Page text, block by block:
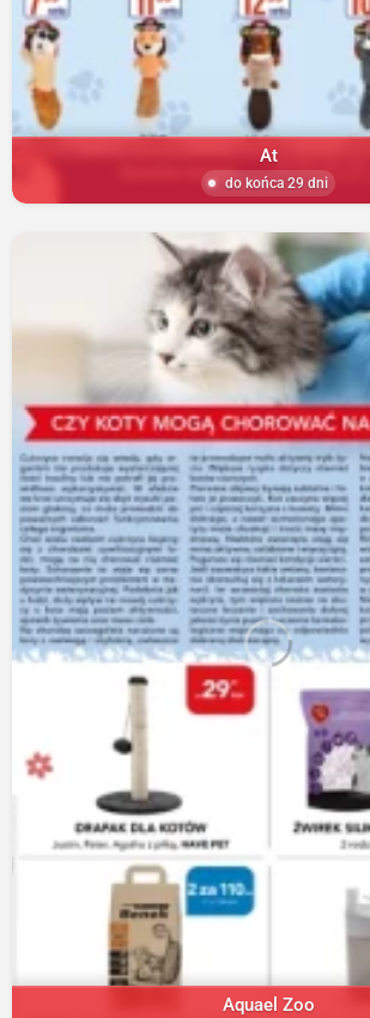
At
do końca 29 dni
Aquael Zoo